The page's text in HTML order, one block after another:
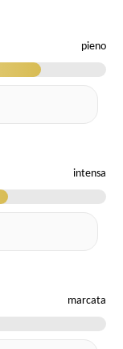
pieno
intensa
marcata